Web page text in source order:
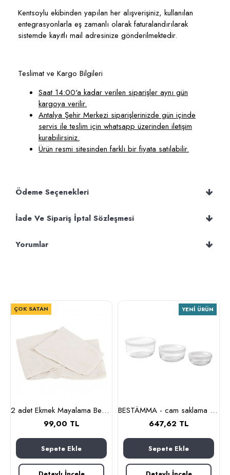
Kentsoylu ekibinden yapılan her alışverişiniz, kullanılan
entegrasyonlarla eş zamanlı olarak faturalandırılarak
sistemde kayıtlı mail adresinize gönderilmektedir.
Teslimat ve Kargo Bilgileri
Saat 14:00'a kadar verilen siparişler aynı gün
kargoya verilir.
Antalya Şehir Merkezi siparişlerinizde gün içinde
servis ile teslim için whatsapp üzerinden iletişim
kurabilirsiniz.
Ürün resmi sitesinden farklı bir fiyata satılabilir.
Ödeme Seçenekleri
İade Ve Sipariş İptal Sözleşmesi
Yorumlar
ÇOK SATAN
2 adet Ekmek Mayalama Bezi 50x70 cm, %100 Pamuk Amerikan Pasa Bezi
99,00 TL
Sepete Ekle
YENI ÜRÜN
BESTÄMMA - cam saklama kabı seti (cam)
647,62 TL
Sepete Ekle